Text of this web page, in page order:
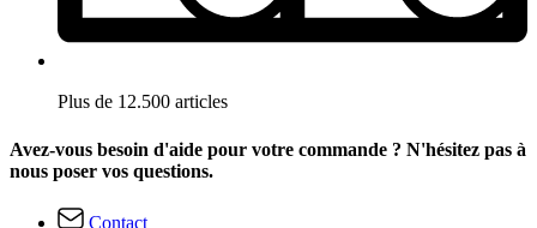
Plus de 12.500 articles
Avez-vous besoin d'aide pour votre commande ? N'hésitez pas à
nous poser vos questions.
Contact